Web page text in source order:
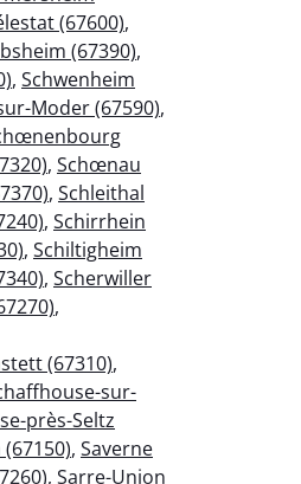
(67600),
(67390),
, Schwenheim
Moder (67590),
, Schœnau
, Schleithal
, Schirrhein
, Schiltigheim
, Scherwiller
,
(67310),
sur-
près-Seltz
, Saverne
, Sarre-Union